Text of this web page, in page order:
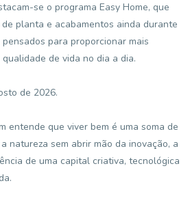
se o programa Easy Home, que
planta e acabamentos ainda durante
para proporcionar mais
de vida no dia a dia.
de 2026.
entende que viver bem é uma soma de
natureza sem abrir mão da inovação, a
de uma capital criativa, tecnológica